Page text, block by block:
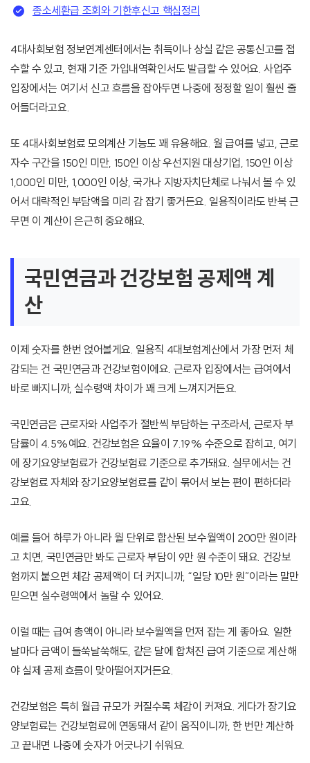
종소세환급 조회와 기한후신고 핵심정리
4대사회보험 정보연계센터에서는 취득이나 상실 같은 공통신고를 접
수할 수 있고, 현재 기준 가입내역확인서도 발급할 수 있어요. 사업주
입장에서는 여기서 신고 흐름을 잡아두면 나중에 정정할 일이 훨씬 줄
어들더라고요.
또 4대사회보험료 모의계산 기능도 꽤 유용해요. 월 급여를 넣고, 근로
자수 구간을 150인 미만, 150인 이상 우선지원 대상기업, 150인 이상
1,000인 미만, 1,000인 이상, 국가나 지방자치단체로 나눠서 볼 수 있
어서 대략적인 부담액을 미리 감 잡기 좋거든요. 일용직이라도 반복 근
무면 이 계산이 은근히 중요해요.
국민연금과 건강보험 공제액 계
산
이제 숫자를 한번 얹어볼게요. 일용직 4대보험계산에서 가장 먼저 체
감되는 건 국민연금과 건강보험이에요. 근로자 입장에서는 급여에서
바로 빠지니까, 실수령액 차이가 꽤 크게 느껴지거든요.
국민연금은 근로자와 사업주가 절반씩 부담하는 구조라서, 근로자 부
담률이 4.5%예요. 건강보험은 요율이 7.19% 수준으로 잡히고, 여기
에 장기요양보험료가 건강보험료 기준으로 추가돼요. 실무에서는 건
강보험료 자체와 장기요양보험료를 같이 묶어서 보는 편이 편하더라
고요.
예를 들어 하루가 아니라 월 단위로 합산된 보수월액이 200만 원이라
고 치면, 국민연금만 봐도 근로자 부담이 9만 원 수준이 돼요. 건강보
험까지 붙으면 체감 공제액이 더 커지니까, “일당 10만 원”이라는 말만
믿으면 실수령액에서 놀랄 수 있어요.
이럴 때는 급여 총액이 아니라 보수월액을 먼저 잡는 게 좋아요. 일한
날마다 금액이 들쑥날쑥해도, 같은 달에 합쳐진 급여 기준으로 계산해
야 실제 공제 흐름이 맞아떨어지거든요.
건강보험은 특히 월급 규모가 커질수록 체감이 커져요. 게다가 장기요
양보험료는 건강보험료에 연동돼서 같이 움직이니까, 한 번만 계산하
고 끝내면 나중에 숫자가 어긋나기 쉬워요.